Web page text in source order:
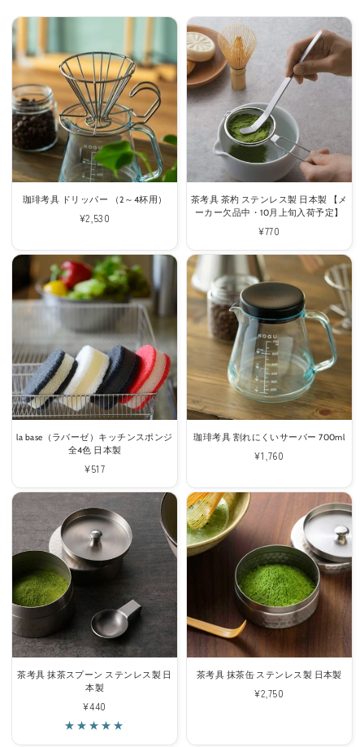
珈琲考具 ドリッパー （2～4杯用）
通
価
格
¥2,530
茶考具 茶杓 ステンレス製 日本製 【メ
ーカー欠品中・10月上旬入荷予定】
通
価
格
¥770
la base（ラバーゼ）キッチンスポンジ
全4色 日本製
通
価
格
¥517
珈琲考具 割れにくいサーバー 700ml
通
価
¥1,760
茶考具 抹茶スプーン ステンレス製 日
本製
通
常
¥440
茶考具 抹茶缶 ステンレス製 日本製
通
¥2,750